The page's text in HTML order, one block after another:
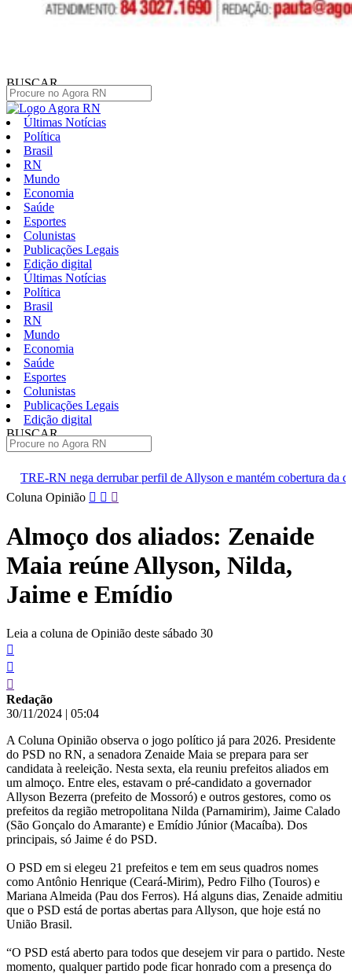
BUSCAR
Últimas Notícias
Política
Brasil
RN
Mundo
Economia
Saúde
Esportes
Colunistas
Publicações Legais
Edição digital
Últimas Notícias
Política
Brasil
RN
Mundo
Economia
Saúde
Esportes
Colunistas
Publicações Legais
Edição digital
BUSCAR
perfil de Allyson e mantém cobertura da convenção
Dupla
Pular
conteúdo
Coluna Opinião
Almoço dos aliados: Zenaide
Maia reúne Allyson, Nilda,
Jaime e Emídio
Leia a coluna de Opinião deste sábado 30
Redação
30/11/2024 | 05:04
A Coluna Opinião observa o jogo político já para 2026. Presidente
do PSD no RN, a senadora Zenaide Maia se prepara para ser
candidata à reeleição. Nesta sexta, ela reuniu prefeitos aliados em
um almoço. Entre eles, estavam o pré-candidato a governador
Allyson Bezerra (prefeito de Mossoró) e outros gestores, como os
prefeitos da região metropolitana Nilda (Parnamirim), Jaime Calado
(São Gonçalo do Amarante) e Emídio Júnior (Macaíba). Dos
principais, só Jaime é do PSD.
O PSD em si elegeu 21 prefeitos e tem em seus quadros nomes
como Antônio Henrique (Ceará-Mirim), Pedro Filho (Touros) e
Mariana Almeida (Pau dos Ferros). Há alguns dias, Zenaide admitiu
que o PSD está de portas abertas para Allyson, que hoje está no
União Brasil.
“O PSD está aberto para todos que desejem vir para o partido. Neste
momento, qualquer partido pode ficar honrado com a presença do